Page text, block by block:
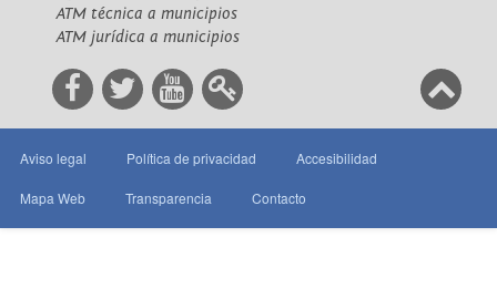
ATM técnica a municipios
ATM jurídica a municipios
Aviso legal Política de privacidad Accesibilidad
Mapa Web Transparencia Contacto